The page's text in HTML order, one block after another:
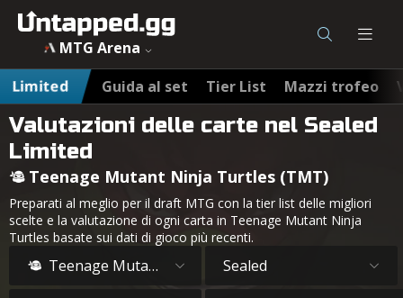
MTG Arena
Limited
Guida al set Tier List Mazzi trofeo
Valutazioni delle carte nel Sealed
Limited
Teenage Mutant Ninja Turtles (TMT)
Preparati al meglio per il draft MTG con la tier list delle migliori
scelte e la valutazione di ogni carta in Teenage Mutant Ninja
Turtles basate sui dati di gioco più recenti.
Teenage Mutant Ninja Turtles Sealed